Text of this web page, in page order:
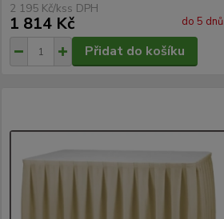
2 195 Kč/ks
1 814 Kč do 5 dnů
Přidat do košíku